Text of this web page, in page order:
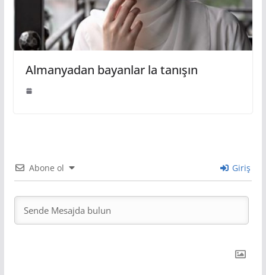
Almanyadan bayanlar la tanışın
Abone ol Giriş